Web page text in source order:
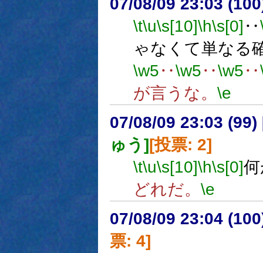
\t\u\s[10]\h\s[0] ‥
ゃなくて単なる
\w5‥\w5‥\w5‥
が言うな。 \e
07/08/09 23:03 (99)
ゅう][投票: 2]
\t\u\s[10]\h\s[0]
どれだ。 \e
07/08/09 23:04
票: 4]